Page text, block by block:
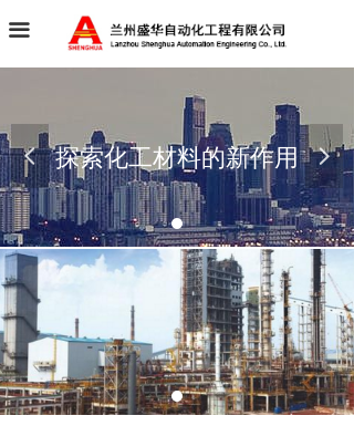
끀
首页
关于我们
案例展示
新闻动态
联系我们
诚聘英才
探索化工材料的新作用
넳 넲